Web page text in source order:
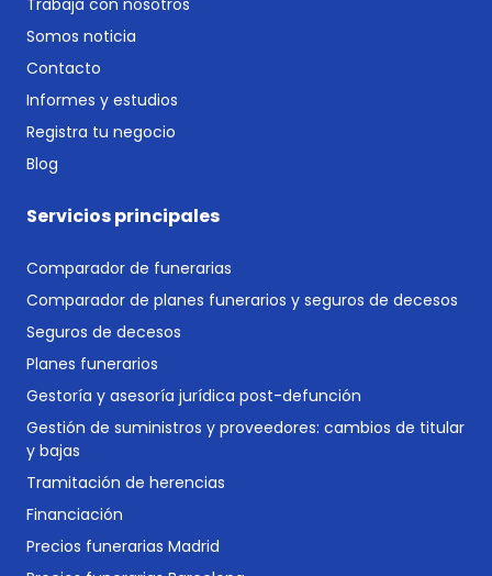
Somos noticia
Contacto
Informes y estudios
Registra tu negocio
Blog
Servicios principales
Comparador de funerarias
Comparador de planes funerarios y seguros de decesos
Seguros de decesos
Planes funerarios
Gestoría y asesoría jurídica post-defunción
Gestión de suministros y proveedores: cambios de titular
y bajas
Tramitación de herencias
Financiación
Precios funerarias Madrid